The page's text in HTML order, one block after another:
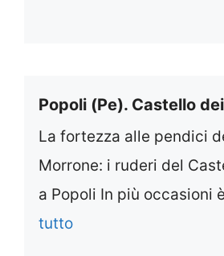
Popoli (Pe). Castello
La fortezza alle pendici
Morrone: i ruderi del
a Popoli In più occasioni
tutto